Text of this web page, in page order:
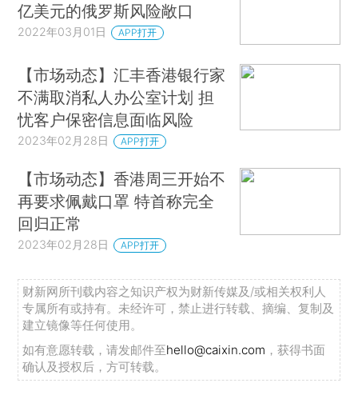
亿美元的俄罗斯风险敞口
2022年03月01日 APP打开
【市场动态】汇丰香港银行家
不满取消私人办公室计划 担
忧客户保密信息面临风险
2023年02月28日 APP打开
【市场动态】香港周三开始不
再要求佩戴口罩 特首称完全
回归正常
2023年02月28日 APP打开
财新网所刊载内容之知识产权为财新传媒及/或相关权利人
专属所有或持有。未经许可，禁止进行转载、摘编、复制及
建立镜像等任何使用。
如有意愿转载，请发邮件至hello@caixin.com ，获得书面
确认及授权后，方可转载。